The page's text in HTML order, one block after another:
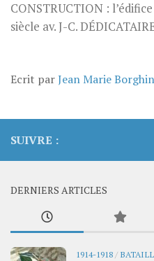
CONSTRUCTION :
siècle av. J-C.
Ecrit parJean Marie
SUIVRE :
DERNIERS ARTICLES
1914-1918 /